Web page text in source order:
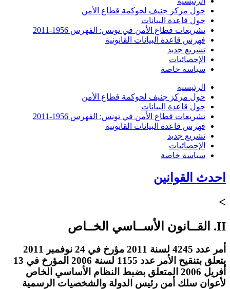
حول مركز جنيف لحوكمة قطاع الأمن
حول قاعدة البيانات
تشريعات قطاع الأمن في تونس: الفهرس 1956-2011
فهرس قاعدة البيانات القانونية
تشريع جديد
الإحصائيات
سياسة خاصة
الرئيسية
حول مركز جنيف لحوكمة قطاع الأمن
حول قاعدة البيانات
تشريعات قطاع الأمن في تونس: الفهرس 1956-2011
فهرس قاعدة البيانات القانونية
تشريع جديد
الإحصائيات
سياسة خاصة
احدث القوانين
>
II. القــانون الأســاسي الخــاص
أمر عدد 4245 لسنة 2011 مؤرخ في 24 نوفمبر 2011
يتعلق بتنقيح الأمر عدد 1155 لسنة 2006 المؤرخ في 13
أفريل 2006 المتعلق بضبط النظام الأساسي الخاص
لأعوان سلك أمن رئيس الدولة والشخصيات الرسمية